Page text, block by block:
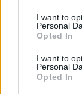
services and
not limited to
grant or deny
consent section.
I want to
Personal
Opted In
I want to
Personal
Opted In